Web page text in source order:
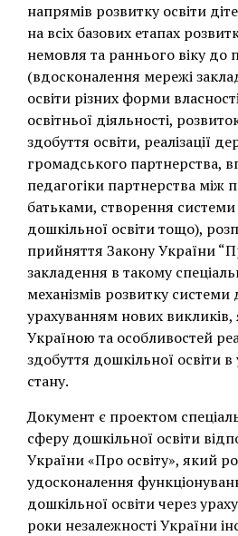
напрямів розвитку освіти
на всіх базових етапах
немовля та раннього віку до
(вдосконалення мережі
освіти різних форми
освітньої діяльності,
здобуття освіти, реалізації
громадського партнерства,
педагогіки партнерства між
батьками, створення системи
дошкільної освіти тощо),
прийняття Закону України
закладення в такому
механізмів розвитку системи
урахуванням нових викликів,
Україною та особливостей
здобуття дошкільної освіти
стану.
Документ є проектом
сферу дошкільної освіти
України «Про освіту», який
удосконалення
дошкільної освіти через
роки незалежності України